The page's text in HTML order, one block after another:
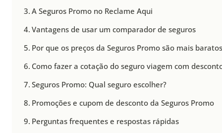
A Seguros Promo no Reclame Aqui
Vantagens de usar um comparador de seguros
Por que os preços da Seguros Promo são mais
Como fazer a cotação do seguro viagem com
Seguros Promo: Qual seguro escolher?
Promoções e cupom de desconto da Seguros Promo
Perguntas frequentes e respostas rápidas